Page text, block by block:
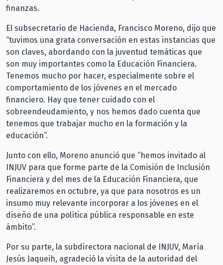
finanzas.
El subsecretario de Hacienda, Francisco Moreno, dijo que
“tuvimos una grata conversación en estas instancias que
son claves, abordando con la juventud temáticas que
son muy importantes como la Educación Financiera.
Tenemos mucho por hacer, especialmente sobre el
comportamiento de los jóvenes en el mercado
financiero. Hay que tener cuidado con el
sobreendeudamiento, y nos hemos dado cuenta que
tenemos que trabajar mucho en la formación y la
educación”.
Junto con ello, Moreno anunció que “hemos invitado al
INJUV para que forme parte de la Comisión de Inclusión
Financiera y del mes de la Educación Financiera, que
realizaremos en octubre, ya que para nosotros es un
insumo muy relevante incorporar a los jóvenes en el
diseño de una política pública responsable en este
ámbito”.
Por su parte, la subdirectora nacional de INJUV, María
Jesús Jaqueih, agradeció la visita de la autoridad del